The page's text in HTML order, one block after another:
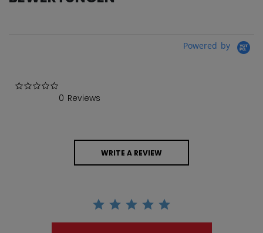
Powered by
0 Reviews
WRITE A REVIEW